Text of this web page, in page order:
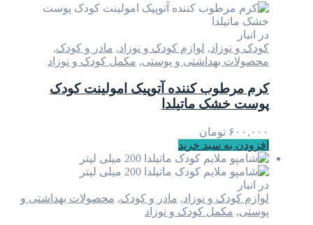
در انبار
کودک و نوزاد, لوازم کودک و نوزاد, مادر و کودک,
محصولات بهداشتی و پوستی, مکمل کودک و نوزاد
کرم مرطوب کننده آتوپیک امولینت کودک
پوست خشک ماتیلدا
۶۰۰,۰۰۰ تومان
افزودن به سبد خرید
در انبار
لوازم کودک و نوزاد, مادر و کودک, محصولات بهداشتی و
پوستی, مکمل کودک و نوزاد